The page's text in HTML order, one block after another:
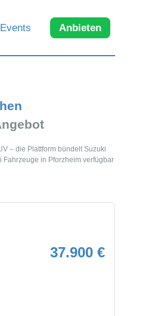
Anbieten
– die Plattform bündelt Suzuki
in Pforzheim verfügbar
37.900 €